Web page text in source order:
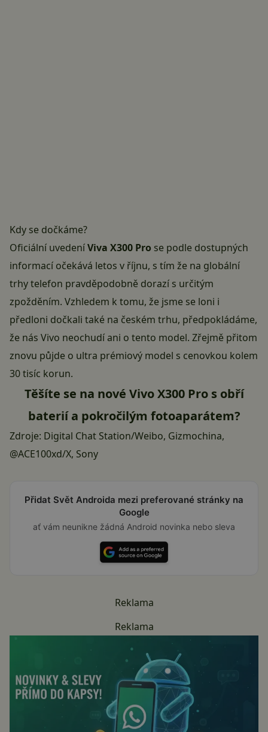
Kdy se dočkáme?
Oficiální uvedeníViva X300 Pro se podle dostupných
informací očekává letos v říjnu, s tím že na globální
trhy telefon pravděpodobně dorazí s určitým
zpožděním. Vzhledem k tomu, že jsme se loni i
předloni dočkali také na českém trhu, předpokládáme,
že nás Vivo neochudí ani o tento model. Zřejmě přitom
znovu půjde o ultra prémiový model s cenovkou kolem
30 tisíc korun.
Těšíte se na nové Vivo X300 Pro s obří
baterií a pokročilým fotoaparátem?
Zdroje: Digital Chat Station/Weibo, Gizmochina,
@ACE100xd/X, Sony
Přidat Svět Androida mezi preferované stránky na
Google
ať vám neunikne žádná Android novinka nebo sleva
Reklama
Reklama